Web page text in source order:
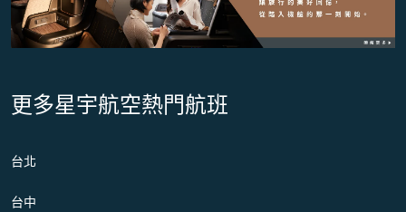
更多星宇航空熱門航班
台北
台中